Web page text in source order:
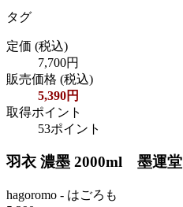
タグ
定価 (税込)
7,700円
販売価格 (税込)
5,390円
取得ポイント
53ポイント
羽衣 濃墨 2000ml 墨運堂
hagoromo - はごろも